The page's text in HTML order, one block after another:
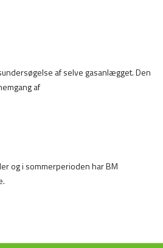
af selve gasanlægget. Den
af
og i sommerperioden har BM